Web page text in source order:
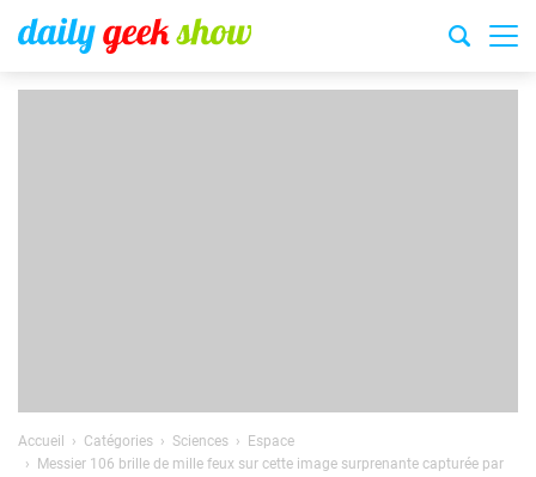
Accueil Catégories Sciences
Espace
Messier 106 brille de mille feux sur cette image surprenante capturée par